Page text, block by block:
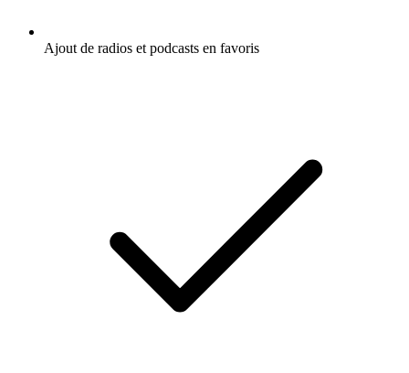
Ajout de radios et podcasts en favoris